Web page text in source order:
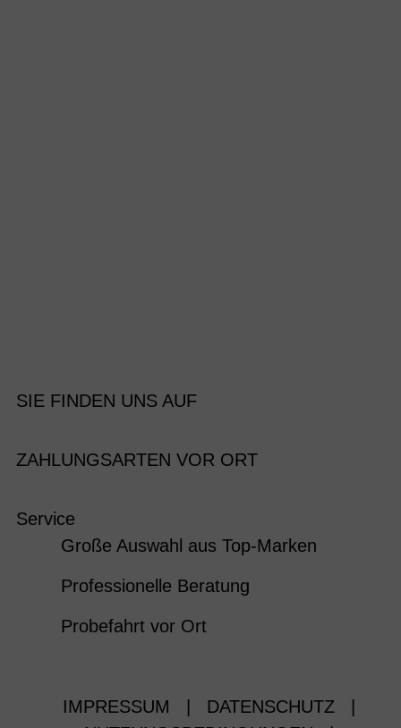
SIE FINDEN UNS AUF
ZAHLUNGSARTEN VOR ORT
Service
Große Auswahl aus Top-Marken
Professionelle Beratung
Probefahrt vor Ort
IMPRESSUM DATENSCHUTZ